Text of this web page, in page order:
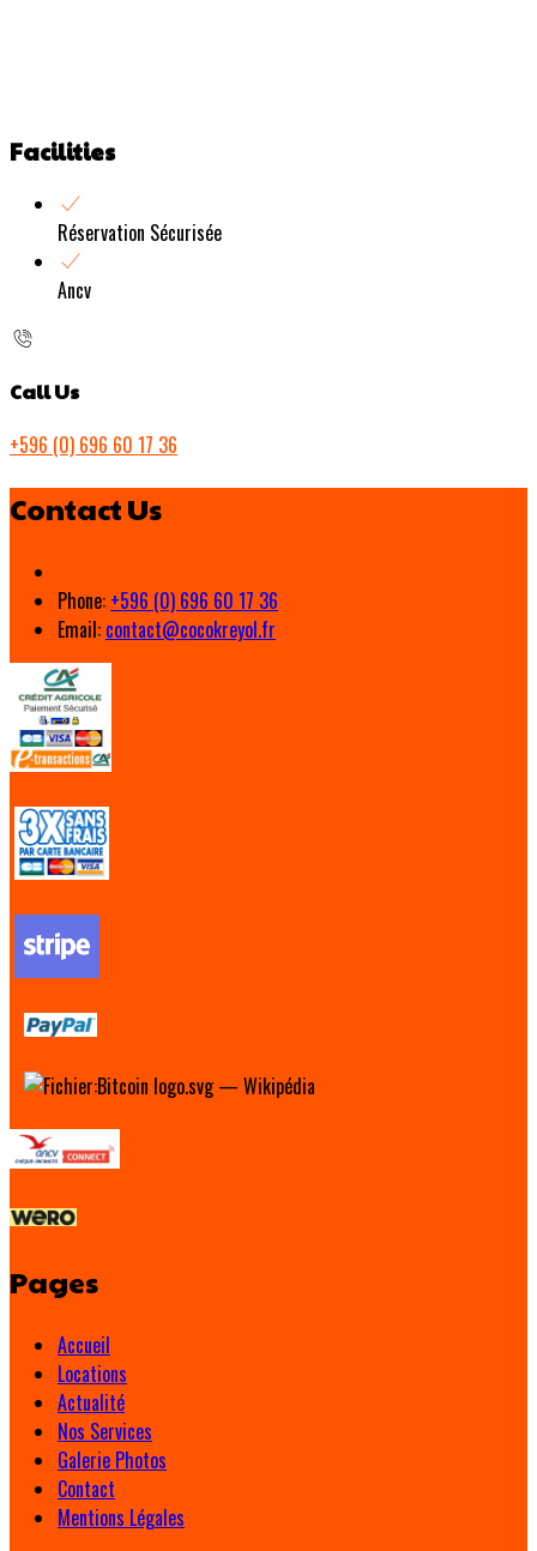
Facilities
Réservation Sécurisée
Ancv
Call Us
+596 (0) 696 60 17 36
Contact Us
Phone: +596 (0) 696 60 17 36
Email: contact@cocokreyol.fr
Pages
Accueil
Locations
Actualité
Nos Services
Galerie Photos
Contact
Mentions Légales